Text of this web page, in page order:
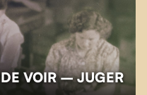
VOIR – JUGER